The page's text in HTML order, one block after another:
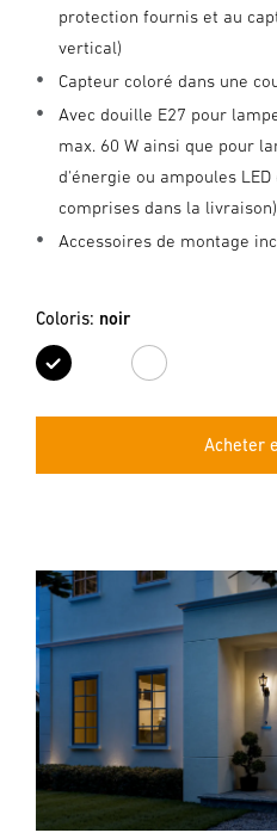
protection fournis et au
vertical)
Capteur coloré dans une
Avec douille E27 pour
max. 60 W ainsi que pour
d'énergie ou ampoules LED
comprises dans la livraison)
Accessoires de montage
Coloris: noir
noir blanc
Acheter